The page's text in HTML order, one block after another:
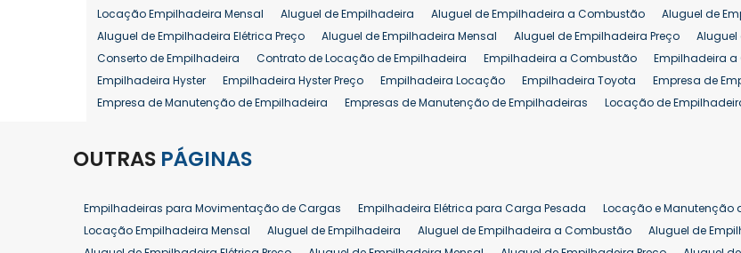
Locação Empilhadeira Mensal
Aluguel de Empilhadeira Aluguel de Empilhadeira a Combustão Aluguel de
Aluguel de Empilhadeira Elétrica Preço
Aluguel de Empilhadeira Mensal Aluguel de Empilhadeira Preço Aluguel
Conserto de Empilhadeira
Contrato de Locação de Empilhadeira Empilhadeira a Combustão Empilhadeira a
Empilhadeira Hyster
Empilhadeira Hyster Preço Empilhadeira Locação Empilhadeira Toyota Empresa de
Empresa de Manutenção de Empilhadeira
Empresas de Manutenção de Empilhadeiras Locação de
Manutenção em Empilhadeiras
Reforma de Empilhadeira
Aluguel de Empilhadeira 25 ton
Locação de Empilhadeira 25 ton Comprar Empilhadeira 25 ton Empilhadeira
Venda Empilhadeiras 25 ton
OUTRAS PÁGINAS
Empilhadeiras para Movimentação de Cargas Empilhadeira Elétrica para Carga Pesada Locação e Manutenção
Locação Empilhadeira Mensal
Aluguel de Empilhadeira Aluguel de Empilhadeira a Combustão Aluguel de